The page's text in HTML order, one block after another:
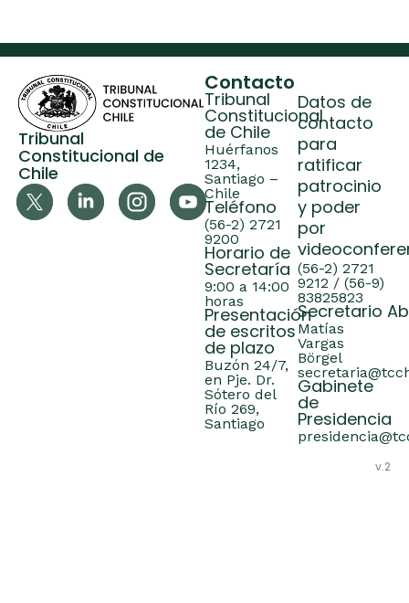
Tribunal
Constitucional de
Chile
Contacto
Tribunal
Constitucional
de Chile
Huérfanos
1234,
Santiago –
Chile
Teléfono
(56-2) 2721
9200
Horario de
Secretaría
9:00 a 14:00
horas
Presentación
de escritos
de plazo
Buzón 24/7,
en Pje. Dr.
Sótero del
Río 269,
Santiago
Datos de
contacto
para
ratificar
patrocinio
y poder
por
(56-2) 2721
9212 / (56-9)
83825823
Secretario
Matías
Vargas
Börgel
Gabinete
de
Presidencia
v.2